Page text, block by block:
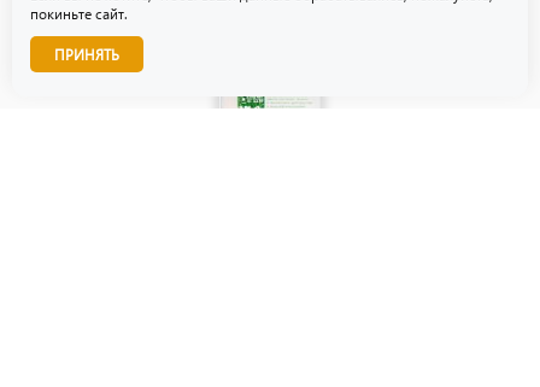
Звоните нам!
покиньте сайт.
ПРИНЯТЬ